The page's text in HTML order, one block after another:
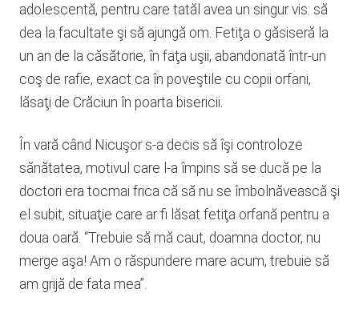
adolescentă, pentru care tatăl avea un singur vis: să
dea la facultate şi să ajungă om. Fetiţa o găsiseră la
un an de la căsătorie, în faţa uşii, abandonată într-un
coş de rafie, exact ca în poveştile cu copii orfani,
lăsaţi de Crăciun în poarta bisericii.
În vară când Nicuşor s-a decis să îşi controloze
sănătatea, motivul care l-a împins să se ducă pe la
doctori era tocmai frica că să nu se îmbolnăvească şi
el subit, situaţie care ar fi lăsat fetiţa orfană pentru a
doua oară. “Trebuie să mă caut, doamna doctor, nu
merge aşa! Am o răspundere mare acum, trebuie să
am grijă de fata mea”.